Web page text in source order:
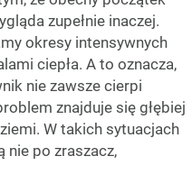
zupełnie inaczej.
okresy intensywnych
ciepła. A to oznacza,
nie zawsze cierpi
znajduje się głębiej
W takich sytuacjach
nie po zraszacz,